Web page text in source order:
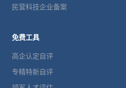
民营科技企业备案
免费工具
高企认定自评
专精特新自评